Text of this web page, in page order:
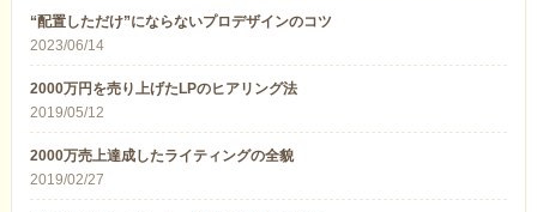
“配置しただけ”にならないプロデザインのコツ
2023/06/14
2000万円を売り上げたLPのヒアリング法
2019/05/12
2000万売上達成したライティングの全貌
2019/02/27